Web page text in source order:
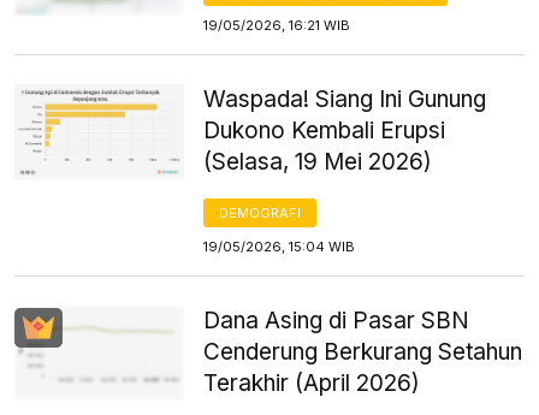
19/05/2026, 16:21 WIB
Waspada! Siang Ini Gunung
Dukono Kembali Erupsi
(Selasa, 19 Mei 2026)
DEMOGRAFI
19/05/2026, 15:04 WIB
Dana Asing di Pasar SBN
Cenderung Berkurang Setahun
Terakhir (April 2026)